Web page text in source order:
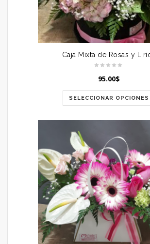
Caja Mixta de Rosas y
95.00$
SELECCIONAR OPCIONES